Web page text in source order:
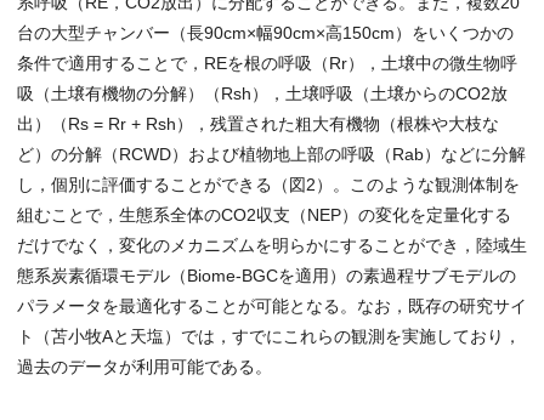
台の大型チャンバー（長90cm×幅90cm×高150cm）をいくつかの
条件で適用することで，REを根の呼吸（Rr），土壌中の微生物呼
吸（土壌有機物の分解）（Rsh），土壌呼吸（土壌からのCO2放
出）（Rs = Rr + Rsh），残置された粗大有機物（根株や大枝な
ど）の分解（RCWD）および植物地上部の呼吸（Rab）などに分解
し，個別に評価することができる（図2）。このような観測体制を
組むことで，生態系全体のCO2収支（NEP）の変化を定量化する
だけでなく，変化のメカニズムを明らかにすることができ，陸域生
態系炭素循環モデル（Biome-BGCを適用）の素過程サブモデルの
パラメータを最適化することが可能となる。なお，既存の研究サイ
ト（苫小牧Aと天塩）では，すでにこれらの観測を実施しており，
過去のデータが利用可能である。